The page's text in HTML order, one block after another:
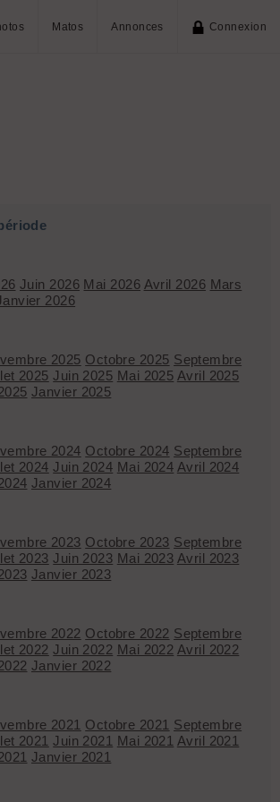
Matos Annonces Connexion
Juin 2026 Mai 2026 Avril 2026 Mars
2026
2025 Octobre 2025 Septembre
2025 Juin 2025 Mai 2025 Avril 2025
Janvier 2025
2024 Octobre 2024 Septembre
2024 Juin 2024 Mai 2024 Avril 2024
Janvier 2024
2023 Octobre 2023 Septembre
2023 Juin 2023 Mai 2023 Avril 2023
Janvier 2023
2022 Octobre 2022 Septembre
2022 Juin 2022 Mai 2022 Avril 2022
Janvier 2022
2021 Octobre 2021 Septembre
2021 Juin 2021 Mai 2021 Avril 2021
Janvier 2021